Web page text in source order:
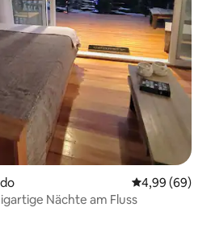
4,99 (69)
Nächte am Fluss